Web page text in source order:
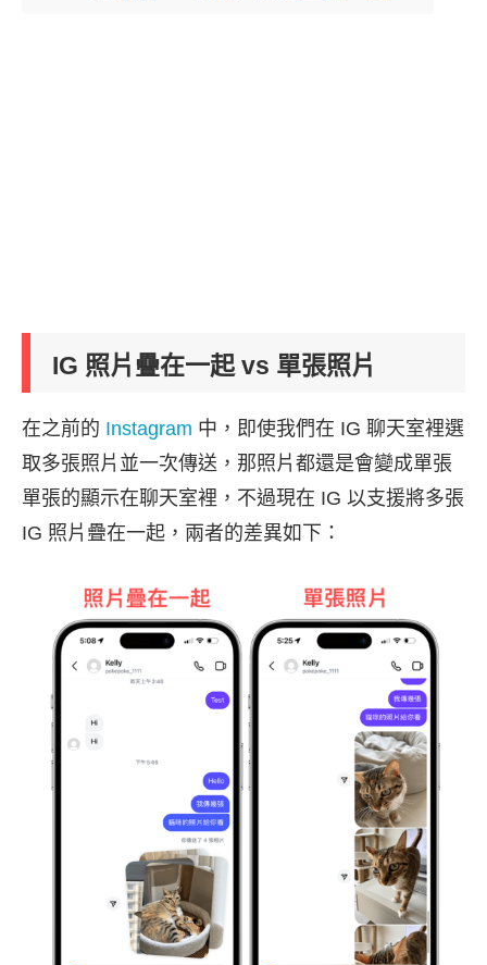
IG 照片疊在一起 vs 單張照片
在之前的 Instagram 中，即使我們在 IG 聊天室裡選
取多張照片並一次傳送，那照片都還是會變成單張
單張的顯示在聊天室裡，不過現在 IG 以支援將多張
IG 照片疊在一起，兩者的差異如下：